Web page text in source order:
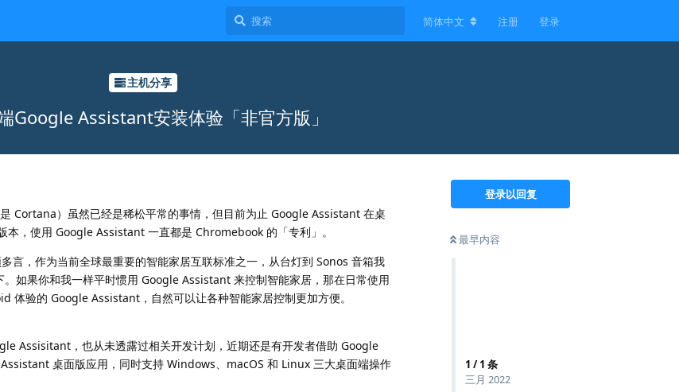
简体中文 注册 登录
主机分享
Google Assistant安装体验「非官方版」
登录以回复
最早内容
1 /1 条
三月 2022
Cortana）虽然已经是稀松平常的事情，但目前为止 Google Assistant 在桌
，使用 Google Assistant 一直都是 Chromebook 的「专利」。
言，作为当前全球最重要的智能家居互联标准之一，从台灯到 Sonos 音箱我
如果你和我一样平时惯用 Google Assistant 来控制智能家居，那在日常使用
体验的 Google Assistant，自然可以让各种智能家居控制更加方便。
Assisitant，也从未透露过相关开发计划，近期还是有开发者借助 Google
桌面版应用，同时支持 Windows、macOS 和 Linux 三大桌面端操作